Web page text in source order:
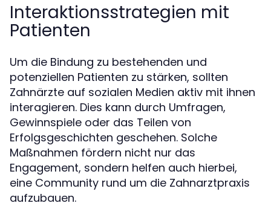
Interaktionsstrategien mit
Patienten
Um die Bindung zu bestehenden und
potenziellen Patienten zu stärken, sollten
Zahnärzte auf sozialen Medien aktiv mit ihnen
interagieren. Dies kann durch Umfragen,
Gewinnspiele oder das Teilen von
Erfolgsgeschichten geschehen. Solche
Maßnahmen fördern nicht nur das
Engagement, sondern helfen auch hierbei,
eine Community rund um die Zahnarztpraxis
aufzubauen.